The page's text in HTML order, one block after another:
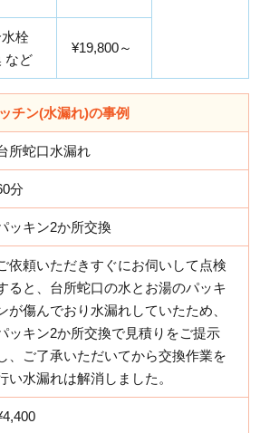
栓
など
¥19,800～
チン(水漏れ)の事例
所蛇口水漏れ
分
ッキン2か所交換
依頼いただきすぐにお伺いして点検
ると、台所蛇口の水とお湯のパッキ
が傷んでおり水漏れしていたため、
ッキン2か所交換で見積りをご提示
、ご了承いただいてから交換作業を
い水漏れは解消しました。